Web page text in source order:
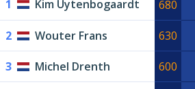
1 Kim Uytenbogaardt 680
2 Wouter Frans 630
3 Michel Drenth 600